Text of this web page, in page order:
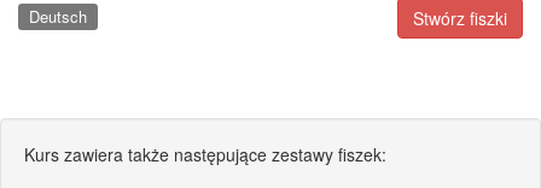
Stwórz fiszki
Deutsch
Kurs zawiera także następujące zestawy fiszek: